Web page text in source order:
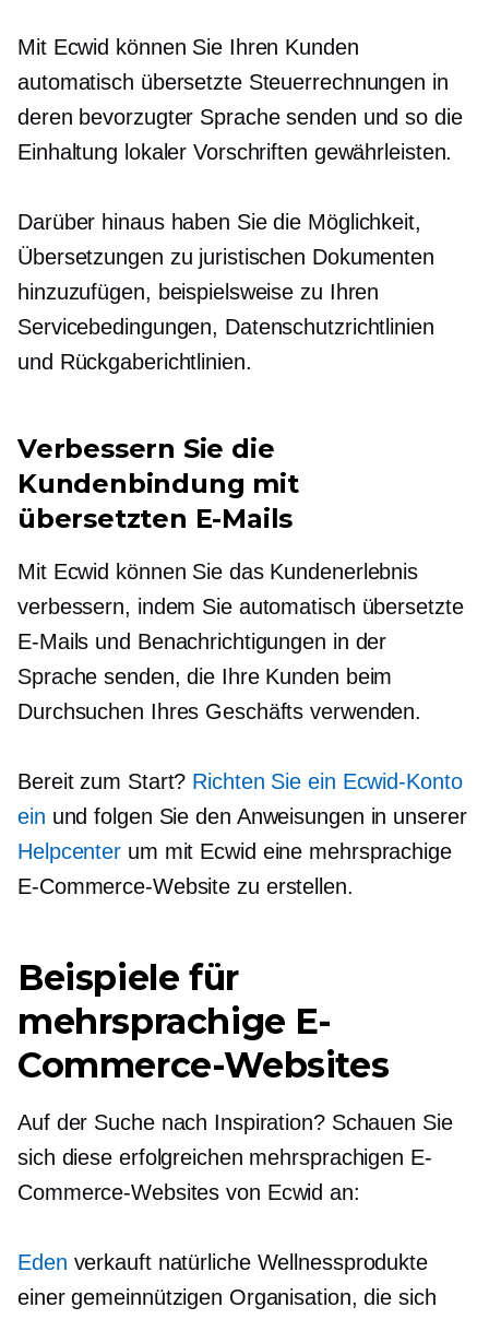
Mit Ecwid können Sie Ihren Kunden
automatisch übersetzte Steuerrechnungen in
deren bevorzugter Sprache senden und so die
Einhaltung lokaler Vorschriften gewährleisten.
Darüber hinaus haben Sie die Möglichkeit,
Übersetzungen zu juristischen Dokumenten
hinzuzufügen, beispielsweise zu Ihren
Servicebedingungen, Datenschutzrichtlinien
und Rückgaberichtlinien.
Verbessern Sie die
Kundenbindung mit
übersetzten E-Mails
Mit Ecwid können Sie das Kundenerlebnis
verbessern, indem Sie automatisch übersetzte
E-Mails und Benachrichtigungen in der
Sprache senden, die Ihre Kunden beim
Durchsuchen Ihres Geschäfts verwenden.
Bereit zum Start? Richten Sie ein Ecwid-Konto
ein und folgen Sie den Anweisungen in unserer
Helpcenter um mit Ecwid eine mehrsprachige
E-Commerce-Website zu erstellen.
Beispiele für
mehrsprachige E-
Commerce-Websites
Auf der Suche nach Inspiration? Schauen Sie
sich diese erfolgreichen mehrsprachigen E-
Commerce-Websites von Ecwid an:
Eden verkauft natürliche Wellnessprodukte
einer gemeinnützigen Organisation, die sich